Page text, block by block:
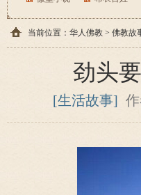
当前位置： 华人佛教 > 佛教故
劲头
[生活故事]